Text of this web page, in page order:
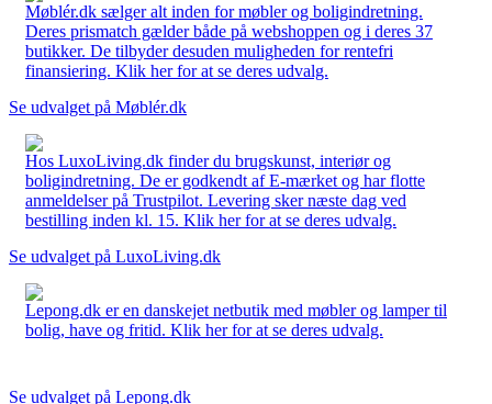
Møblér.dk sælger alt inden for møbler og boligindretning.
Deres prismatch gælder både på webshoppen og i deres 37
butikker. De tilbyder desuden muligheden for rentefri
finansiering. Klik her for at se deres udvalg.
Se udvalget på Møblér.dk
Hos LuxoLiving.dk finder du brugskunst, interiør og
boligindretning. De er godkendt af E-mærket og har flotte
anmeldelser på Trustpilot. Levering sker næste dag ved
bestilling inden kl. 15. Klik her for at se deres udvalg.
Se udvalget på LuxoLiving.dk
Lepong.dk er en danskejet netbutik med møbler og lamper til
bolig, have og fritid. Klik her for at se deres udvalg.
Se udvalget på Lepong.dk